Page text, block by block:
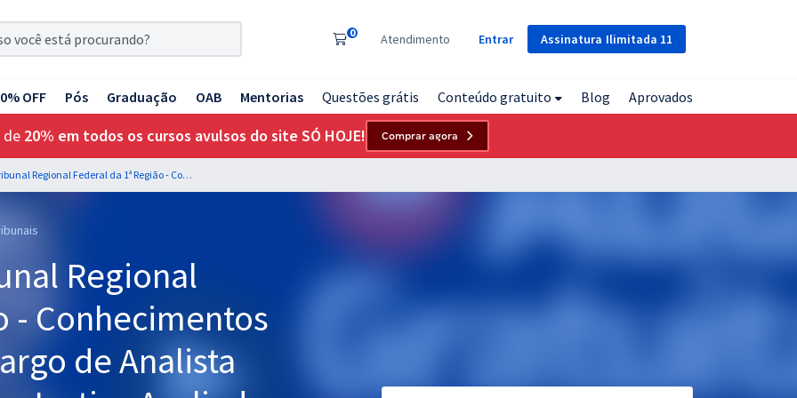
Assinatura Ilimitada 11
0 Atendimento Entrar
OFF Pós Graduação OAB Mentorias Questões grátis Conteúdo gratuito Blog Aprovados
de 20% em todos os cursos avulsos do site SÓ HOJE! Comprar agora
TRF 1ª Região - Tribunal Regional Federal da 1ª Região - Conhecimentos Específicos para o Cargo de Analista Judiciário - Oficial de Justiça Avaliador Federal
Regional
- Conhecimentos
de Analista